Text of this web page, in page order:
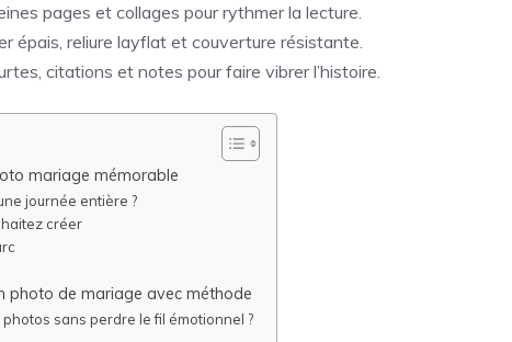
pages et collages pour rythmer la lecture.
épais, reliure layflat et couverture résistante.
citations et notes pour faire vibrer l’histoire.
mariage mémorable
journée entière ?
créer
photo de mariage avec méthode
sans perdre le fil émotionnel ?